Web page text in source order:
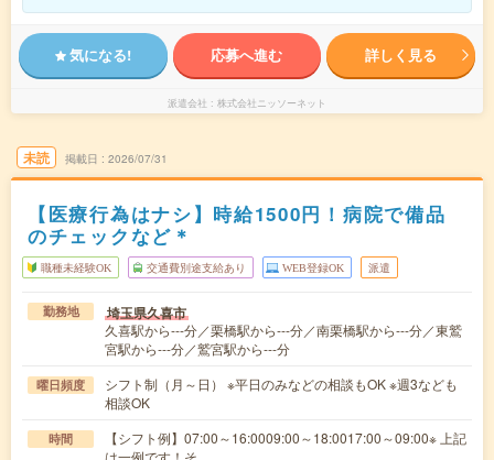
気になる! 応募へ進む 詳しく見る
派遣会社 株式会社ニッソーネット
未読 掲載日 2026/07/31
【医療行為はナシ】時給1500円！病院で備品
のチェックなど＊
職種未経験OK 交通費別途支給あり WEB登録OK 派遣
勤務地 埼玉県久喜市
久喜駅から---分／栗橋駅から---分／南栗橋駅から---分／東鷲
宮駅から---分／鷲宮駅から---分
曜日頻度
シフト制（月～日） ※平日のみなどの相談もOK ※週3なども
相談OK
時間
【シフト例】07:00～16:0009:00～18:0017:00～09:00※ 上記
は一例です！そ…